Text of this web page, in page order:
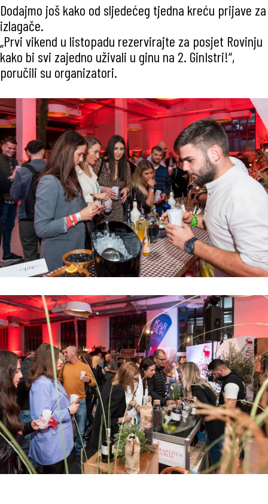
Dodajmo još kako od sljedećeg tjedna kreću prijave za
izlagače.
„Prvi vikend u listopadu rezervirajte za posjet Rovinju
kako bi svi zajedno uživali u ginu na 2. GinIstri!“,
poručili su organizatori.